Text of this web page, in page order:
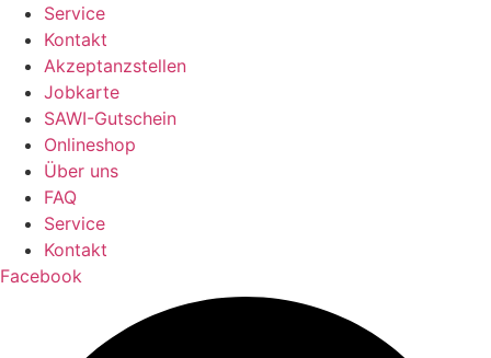
Service
Kontakt
Akzeptanzstellen
Jobkarte
SAWI-Gutschein
Onlineshop
Über uns
FAQ
Service
Kontakt
Facebook